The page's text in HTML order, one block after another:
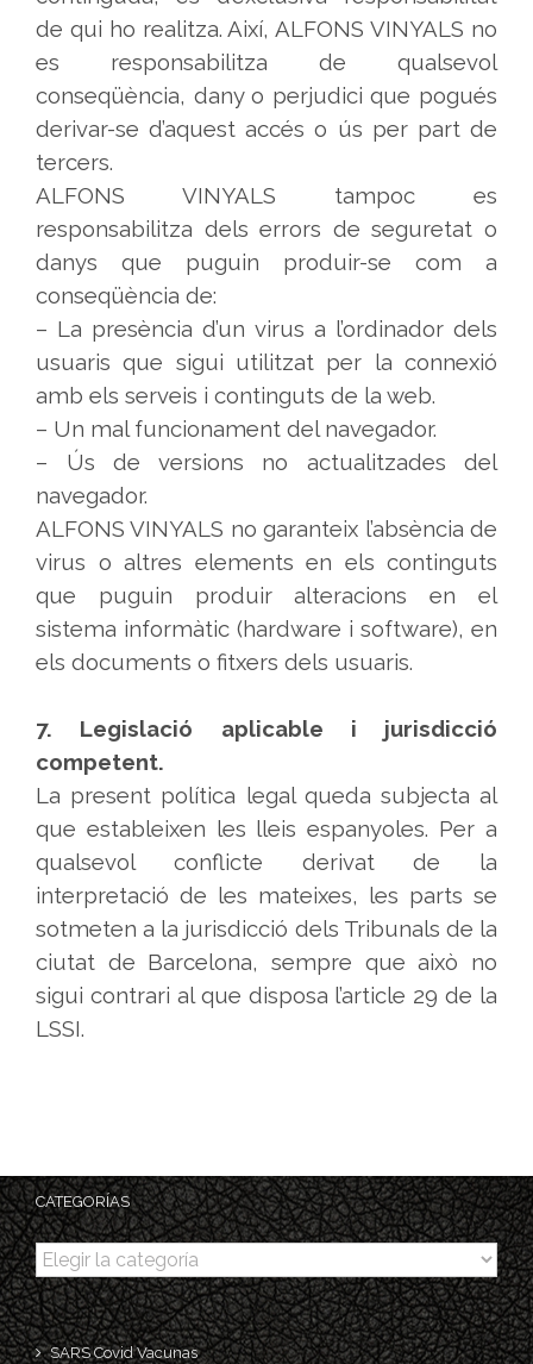
de qui ho realitza. Així, ALFONS VINYALS no
es responsabilitza de qualsevol
conseqüència, dany o perjudici que pogués
derivar-se d’aquest accés o ús per part de
tercers.
ALFONS VINYALS tampoc es
responsabilitza dels errors de seguretat o
danys que puguin produir-se com a
conseqüència de:
– La presència d’un virus a l’ordinador dels
usuaris que sigui utilitzat per la connexió
amb els serveis i continguts de la web.
– Un mal funcionament del navegador.
– Ús de versions no actualitzades del
navegador.
ALFONS VINYALS no garanteix l’absència de
virus o altres elements en els continguts
que puguin produir alteracions en el
sistema informàtic (hardware i software), en
els documents o fitxers dels usuaris.
7. Legislació aplicable i jurisdicció
competent.
La present política legal queda subjecta al
que estableixen les lleis espanyoles. Per a
qualsevol conflicte derivat de la
interpretació de les mateixes, les parts se
sotmeten a la jurisdicció dels Tribunals de la
ciutat de Barcelona, sempre que això no
sigui contrari al que disposa l’article 29 de la
LSSI.
CATEGORÍAS
Categorías
SARS Covid Vacunas